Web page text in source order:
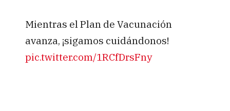
Mientras el Plan de Vacunación
avanza, ¡sigamos cuidándonos!
pic.twitter.com/1RCfDrsFny